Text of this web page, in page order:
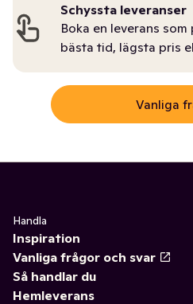
Schyssta leveranser
Boka en leverans
bästa tid, lägsta pris
Vanliga
Handla
Inspiration
Vanliga frågor och svar
Så handlar du
Hemleverans